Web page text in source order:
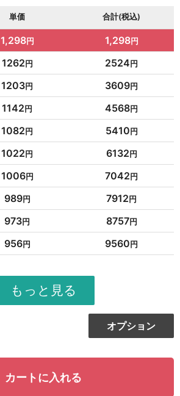
単価 合計(税込)
1,298 1,298
1262 2524
1203 3609
1142 4568
1082 5410
1022 6132
1006 7042
989 7912
973 8757
956 9560
951
12324
13216
942 14130
939
オプション
カートに入れる